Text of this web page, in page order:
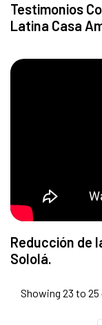
Testimonios
Latina Casa
Reducción de
Sololá.
Showing 23 to